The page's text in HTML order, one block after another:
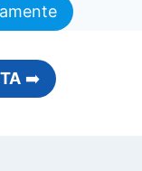
➡️